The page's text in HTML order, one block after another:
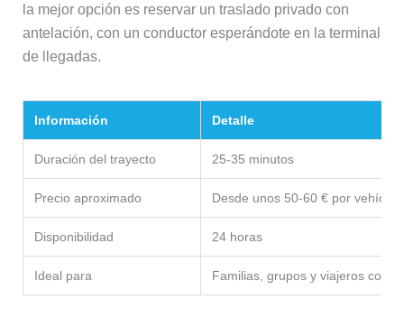
la mejor opción es reservar un traslado privado con
antelación, con un conductor esperándote en la terminal
de llegadas.
Información Detalle
Duración del trayecto 25-35 minutos
Precio aproximado Desde unos 50-60 € por vehículo
Disponibilidad 24 horas
Ideal para Familias, grupos y viajeros con